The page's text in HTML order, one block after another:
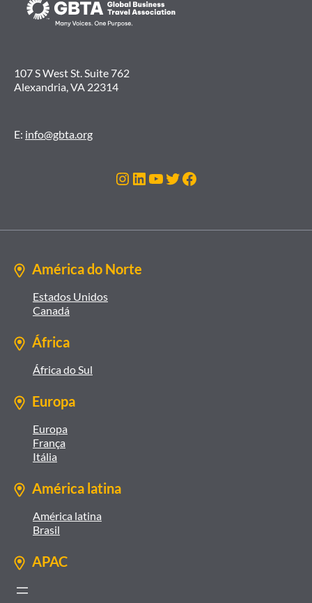
107 S West St. Suite 762
Alexandria, VA 22314
E: info@gbta.org
Instagram
LinkedIn
Youtube
Twitter
Facebook
América do Norte
Estados Unidos
Canadá
África
África do Sul
Europa
Europa
França
Itália
América latina
América latina
Brasil
APAC